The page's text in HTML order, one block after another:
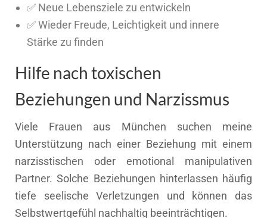
✅ Neue Lebensziele zu entwickeln
✅ Wieder Freude, Leichtigkeit und innere
Stärke zu finden
Hilfe nach toxischen
Beziehungen und Narzissmus
Viele Frauen aus München suchen meine
Unterstützung nach einer Beziehung mit einem
narzisstischen oder emotional manipulativen
Partner. Solche Beziehungen hinterlassen häufig
tiefe seelische Verletzungen und können das
Selbstwertgefühl nachhaltig beeinträchtigen.